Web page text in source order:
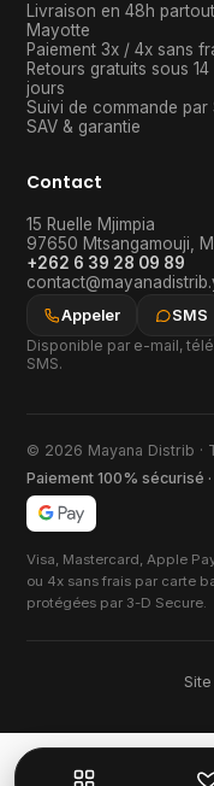
Livraison en 48h
Mayotte
Paiement 3x / 4x sans
Retours gratuits sous 14
jours
Suivi de commande par
SAV & garantie
Contact
15 Ruelle Mjimpia
97650 Mtsangamouji
+262 6 39 28 09 89
Appeler
SMS
Disponible par e-mail,
SMS.
© 2026 Mayana Distrib ·
Paiement 100% sécurisé
Visa, Mastercard, Apple
ou 4x sans frais par carte
protégées par 3-D Secure.